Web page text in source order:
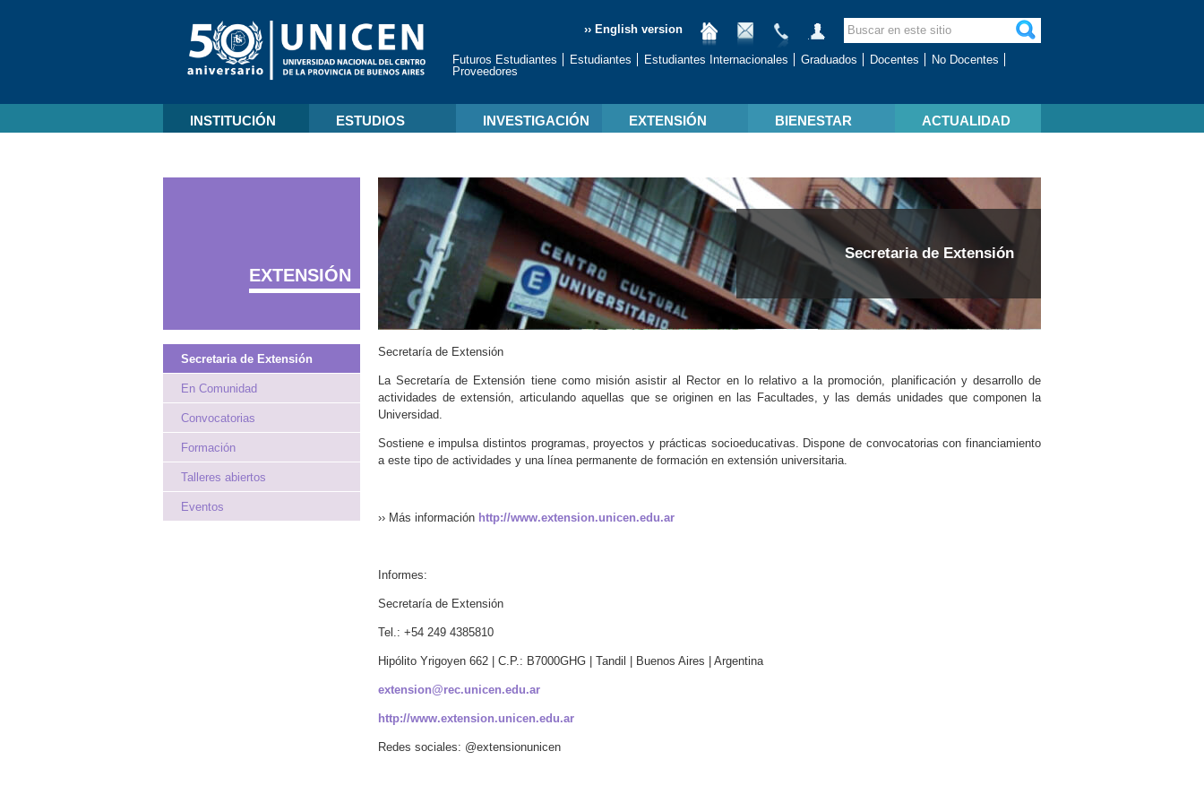
›› English version
Futuros Estudiantes Estudiantes Estudiantes Internacionales Graduados Docentes
No Docentes
Proveedores
INSTITUCIÓN ESTUDIOS INVESTIGACIÓN EXTENSIÓN BIENESTAR ACTUALIDAD
Secretaria de Extensión
Secretaría de Extensión
La Secretaría de Extensión tiene como misión asistir al Rector en lo relativo a la promoción, planificación y desarrollo de
actividades de extensión, articulando aquellas que se originen en las Facultades, y las demás unidades que componen la
Universidad.
Sostiene e impulsa distintos programas, proyectos y prácticas socioeducativas. Dispone de convocatorias con financiamiento
a este tipo de actividades y una línea permanente de formación en extensión universitaria.
›› Más información http://www.extension.unicen.edu.ar
Informes:
Secretaría de Extensión
Tel.: +54 249 4385810
Hipólito Yrigoyen 662 | C.P.: B7000GHG | Tandil | Buenos Aires | Argentina
extension@rec.unicen.edu.ar
http://www.extension.unicen.edu.ar
Redes sociales: @extensionunicen
EXTENSIÓN
Secretaria de Extensión
En Comunidad
Convocatorias
Formación
Talleres abiertos
Eventos